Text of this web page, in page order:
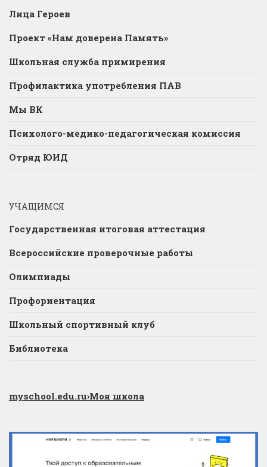
Лица Героев
Проект «Нам доверена Память»
Школьная служба примирения
Профилактика употребления ПАВ
Мы ВК
Психолого-медико-педагогическая комиссия
Отряд ЮИД
УЧАЩИМСЯ
Государственная итоговая аттестация
Всероссийские проверочные работы
Олимпиады
Профориентация
Школьный спортивный клуб
Библиотека
myschool.edu.ru›Моя школа